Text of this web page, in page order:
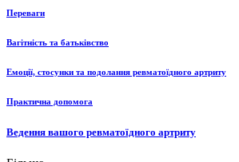
Переваги
Вагітність та батьківство
Емоції, стосунки та подолання ревматоїдного артриту
Практична допомога
Ведення вашого ревматоїдного артриту